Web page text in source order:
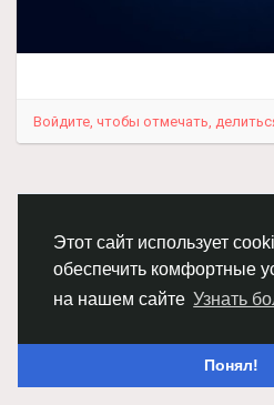
Этот сайт использует
обеспечить комфортные
на нашем сайте Узнать
Понял!
Войдите, чтобы отмечать,
Правила размещения и покупки
вакансию
Правила размещения
Политика Конфиденциальности